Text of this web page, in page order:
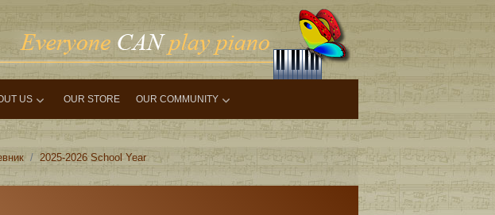
US OUR STORE OUR COMMUNITY
2025-2026 School Year